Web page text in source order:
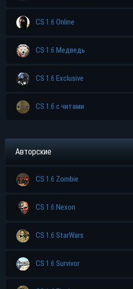
CS 1.6 Online
CS 1.6 Медведь
CS 1.6 Exclusive
CS 1.6 с читами
Авторские
CS 1.6 Zombie
CS 1.6 Nexon
CS 1.6 StarWars
CS 1.6 Survivor